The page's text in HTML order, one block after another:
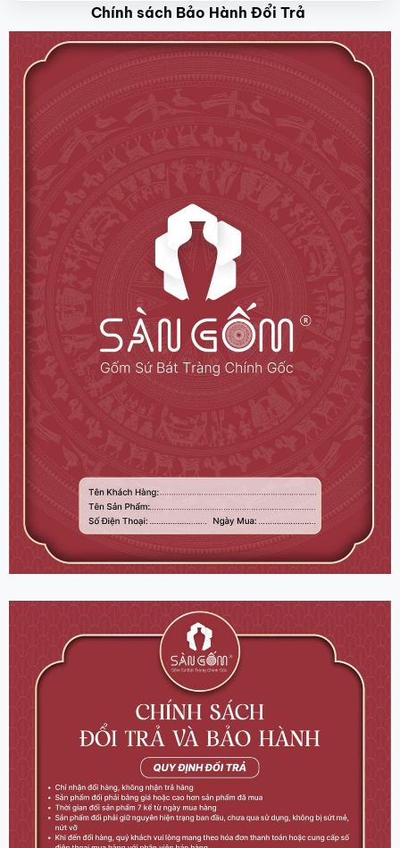
Chính sách Bảo Hành Đổi Trả